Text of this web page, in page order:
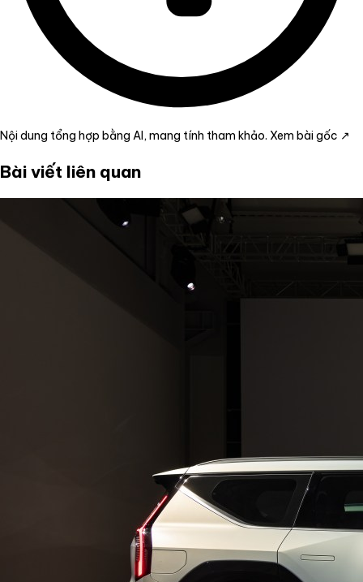
Nội dung tổng hợp bằng AI, mang tính tham khảo. Xem bài gốc ↗
Bài viết liên quan